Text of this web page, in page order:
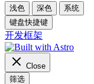
浅色 深色
系统
键盘快捷键
开发框架
Close
筛选